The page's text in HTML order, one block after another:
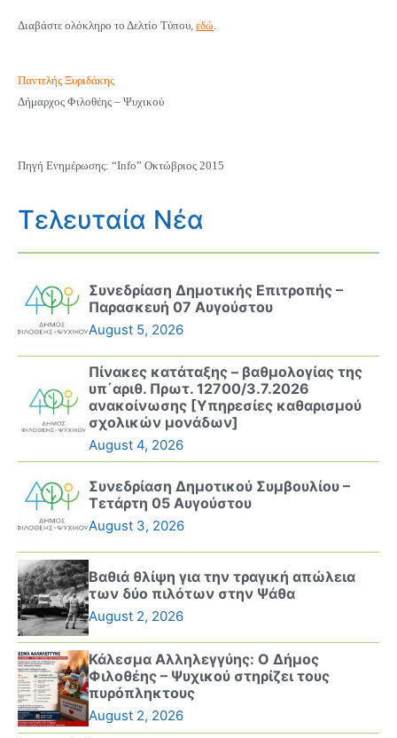
Διαβάστε ολόκληρο το Δελτίο Τύπου, εδώ
Παντελής Ξυριδάκης
Δήμαρχος Φιλοθέης – Ψυχικού
Πηγή Ενημέρωσης: “Info” Οκτώβριος 2015
Τελευταία Νέα
Συνεδρίαση Δημοτικής Επιτροπής –
Παρασκευή 07 Αυγούστου
August 5, 2026
Πίνακες κατάταξης – βαθμολογίας της
υπ΄αριθ. Πρωτ. 12700/3.7.2026
ανακοίνωσης [Υπηρεσίες καθαρισμού
σχολικών μονάδων]
August 4, 2026
Συνεδρίαση Δημοτικού Συμβουλίου –
Τετάρτη 05 Αυγούστου
August 3, 2026
Βαθιά θλίψη για την τραγική απώλεια
των δύο πιλότων στην Ψάθα
August 2, 2026
Κάλεσμα Αλληλεγγύης: Ο Δήμος
Φιλοθέης – Ψυχικού στηρίζει τους
πυρόπληκτους
August 2, 2026